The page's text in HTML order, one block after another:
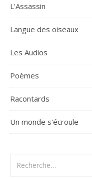
L'Assassin
Langue des oiseaux
Les Audios
Poèmes
Racontards
Un monde s'écroule